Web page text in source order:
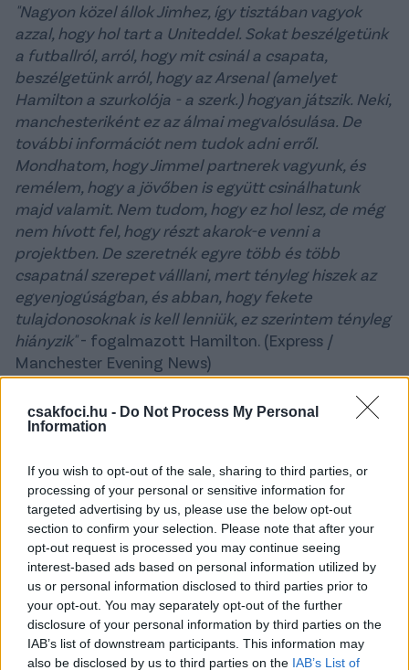
csakfoci.hu - Do Not Process My Personal
Information
If you wish to opt-out of the sale, sharing to third parties, or
processing of your personal or sensitive information for
targeted advertising by us, please use the below opt-out
section to confirm your selection. Please note that after your
opt-out request is processed you may continue seeing
interest-based ads based on personal information utilized by
us or personal information disclosed to third parties prior to
your opt-out. You may separately opt-out of the further
disclosure of your personal information by third parties on the
IAB’s list of downstream participants. This information may
also be disclosed by us to third parties on the IAB’s List of
"Nagyon közel állok Jimhez, így tisztában vagyok
azzal, hogy hol tart a Uniteddel. Sokat beszélgetünk
a futballról, arról, hogy mit csinál a csapata,
beszélgetünk arról, hogy az Arsenal (amelyet
Hamilton a szurkolója - a szerk.) hogyan játszik. Neki,
manchesteriként ez az álmai megvalósulása. De
további információt nem tudok adni erről.
Mondhatom, hogy Jimmel partnerek vagyunk, és
remélem, hogy a jövőben is együtt csinálhatunk
majd valamit. Nem tudom, hogy ez hol lesz, de még
nem hívott fel, hogy részt akarok-e venni a
projektben. De szeretnék egyre több és több
csapatnál szerepet válllani, mert tényleg hiszek az
egyenjogúságban, és abban, hogy fekete
tulajdonosoknak is kell lenniük, ez szerintem tényleg
hiányzik"- fogalmazott Hamilton. (Express /
Manchester Evening News)
támadójának, Carlos Viniciusnak a szezon hátralévő
játékos kevés lehetőséget kapott a Fulhamnél,
mindössze kétszer lépett pályára a Premier League-
ben ebben a szezonban. Ráadásul csapata a
posztjára hozta el a téli átigazolási hajrában a
Chelsea-től az albán válogatott Armando Broját.
Vinicius londoni szerződésének utolsó 18 hónapját
tölti, de a Fulhamnek opciója van arra, hogy további
12 hónappal meghosszabbítsa a kontraktust. A
törökországi átigazolási időszak jövő pénteken
zárul, de a hivatalos bejelentésre akár már a mai nap